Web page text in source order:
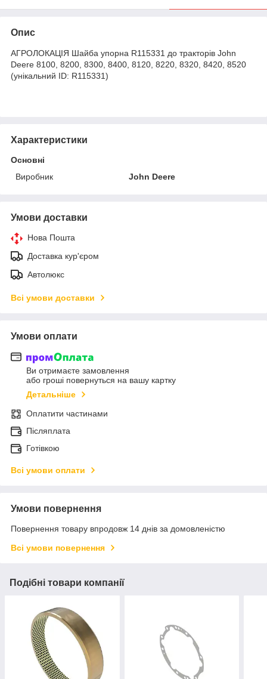
Опис
АГРОЛОКАЦІЯ Шайба упорна R115331 до тракторів John
Deere 8100, 8200, 8300, 8400, 8120, 8220, 8320, 8420, 8520
(унікальний ID: R115331)
Характеристики
Основні
Виробник
John Deere
Умови доставки
Нова Пошта
Доставка кур'єром
Автолюкс
Всі умови доставки
Умови оплати
Ви отримаєте замовлення
або гроші повернуться на вашу картку
Детальніше
Оплатити частинами
Післяплата
Готівкою
Всі умови оплати
Умови повернення
Повернення товару впродовж 14 днів за домовленістю
Всі умови повернення
Подібні товари компанії